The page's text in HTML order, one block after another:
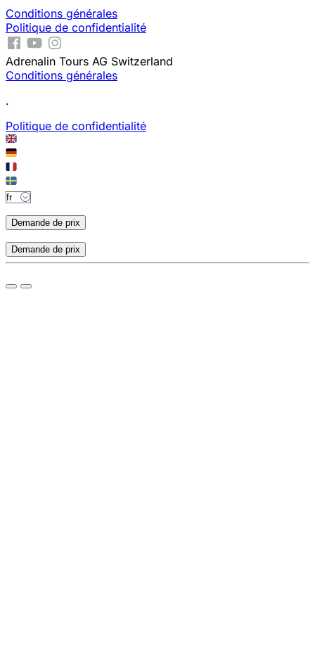
Conditions générales
Politique de confidentialité
Adrenalin Tours AG Switzerland
Conditions générales
.
Politique de confidentialité
Demande de prix
Demande de prix